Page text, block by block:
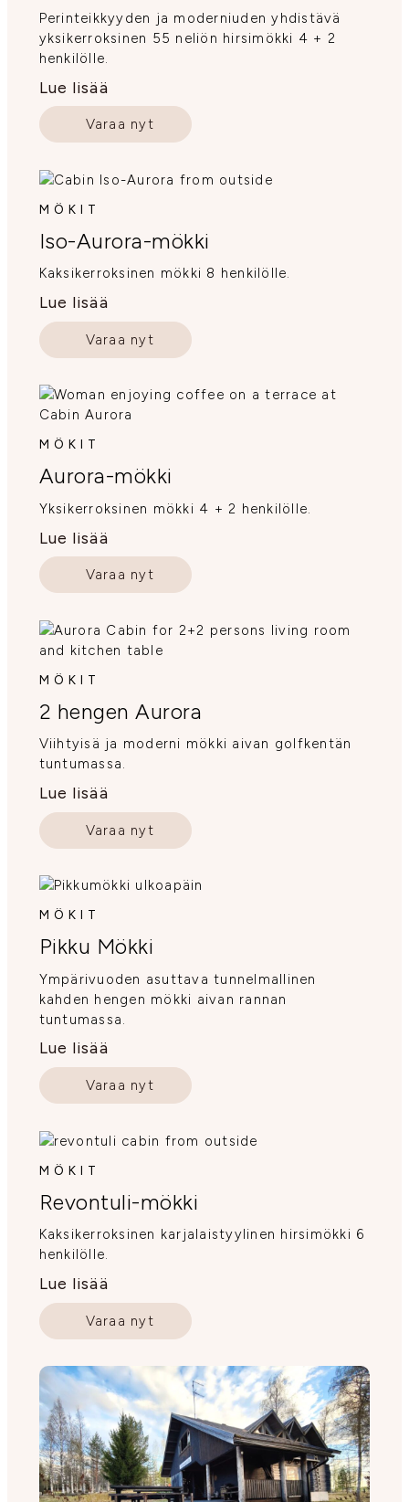
Perinteikkyyden ja moderniuden yhdistävä
yksikerroksinen 55 neliön hirsimökki 4 + 2
henkilölle.
Lue lisää
Varaa nyt
MÖKIT
Iso-Aurora-mökki
Kaksikerroksinen mökki 8 henkilölle.
Lue lisää
Varaa nyt
MÖKIT
Aurora-mökki
Yksikerroksinen mökki 4 + 2 henkilölle.
Lue lisää
Varaa nyt
MÖKIT
2 hengen Aurora
Viihtyisä ja moderni mökki aivan golfkentän
tuntumassa.
Lue lisää
Varaa nyt
MÖKIT
Pikku Mökki
Ympärivuoden asuttava tunnelmallinen
kahden hengen mökki aivan rannan
tuntumassa.
Lue lisää
Varaa nyt
MÖKIT
Revontuli-mökki
Kaksikerroksinen karjalaistyylinen hirsimökki 6
henkilölle.
Lue lisää
Varaa nyt